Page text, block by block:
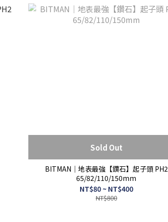
Sold Out
BITMAN｜地表最強【鑽石】起子頭 PH2
65/82/110/150mm
NT$80 ~ NT$400
NT$800